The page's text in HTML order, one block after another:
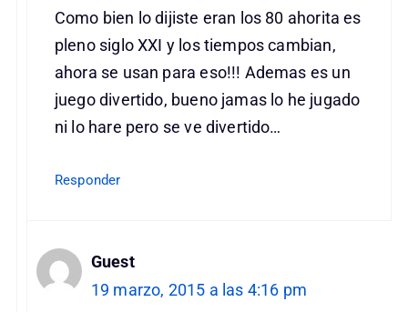
Como bien lo dijiste eran los 80 ahorita es
pleno siglo XXI y los tiempos cambian,
ahora se usan para eso!!! Ademas es un
juego divertido, bueno jamas lo he jugado
ni lo hare pero se ve divertido…
Responder
Guest
19 marzo, 2015 a las 4:16 pm